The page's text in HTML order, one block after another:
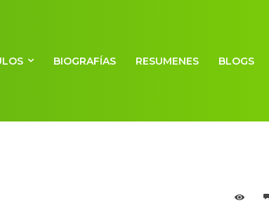
BIOGRAFÍAS RESUMENES BLOGS